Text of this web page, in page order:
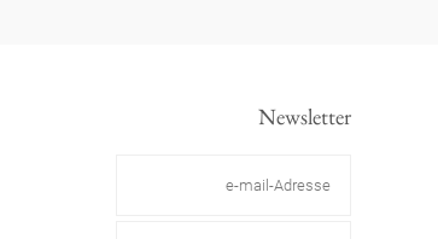
Newsletter